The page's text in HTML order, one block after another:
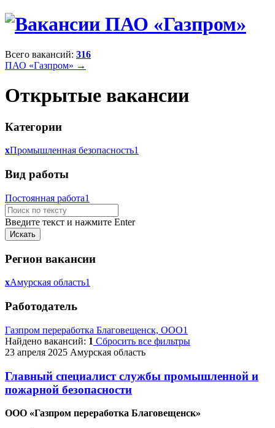
Всего вакансий: 316
ПАО «Газпром» →
Открытые вакансии
Категории
xПромышленная безопасность1
Вид работы
Постоянная работа1
Введите текст и нажмите Enter
Регион вакансии
xАмурская область1
Работодатель
Газпром переработка Благовещенск, ООО1
Найдено вакансий: 1 Сбросить все фильтры
23 апреля 2025 Амурская область
Главный специалист службы промышленной и
пожарной безопасности
ООО «Газпром переработка Благовещенск»